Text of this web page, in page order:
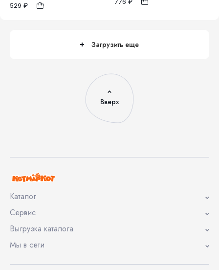
529 ₽
1
776 ₽
Загрузить еще
Вверх
Каталог
Сервис
Выгрузка каталога
Мы в сети